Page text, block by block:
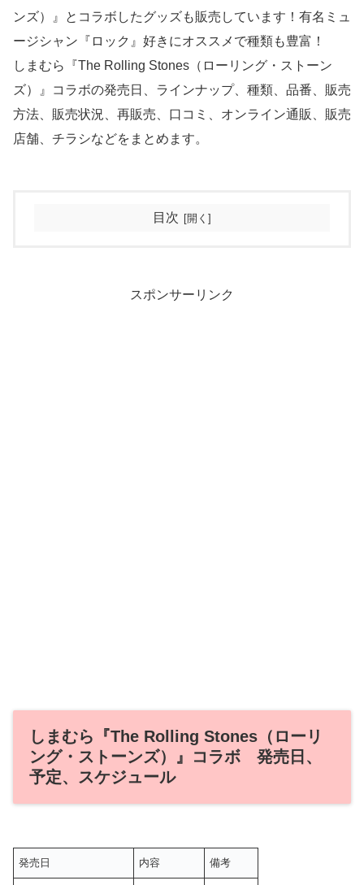
ンズ）』とコラボしたグッズも販売しています！有名ミュ
ージシャン『ロック』好きにオススメで種類も豊富！
しまむら『The Rolling Stones（ローリング・ストーン
ズ）』コラボの発売日、ラインナップ、種類、品番、販売
方法、販売状況、再販売、口コミ、オンライン通販、販売
店舗、チラシなどをまとめます。
目次
スポンサーリンク
しまむら『The Rolling Stones（ローリ
ング・ストーンズ）』コラボ 発売日、
予定、スケジュール
発売日 内容 備考